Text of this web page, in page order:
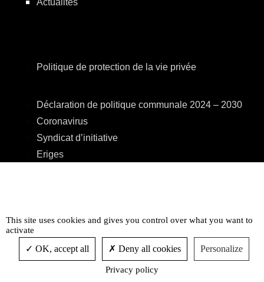
Actualités
Politique de protection de la vie privée
Déclaration de politique communale 2024 – 2030
Coronavirus
Syndicat d’initiative
Eriges
Accessibilité
This site uses cookies and gives you control over what you want to
activate
OK, accept all Deny all cookies Personalize
Privacy policy